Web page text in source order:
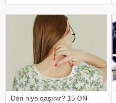
dırnaq boyalarının müxtəli
Dəri niyə qaşınır? 15 ƏN